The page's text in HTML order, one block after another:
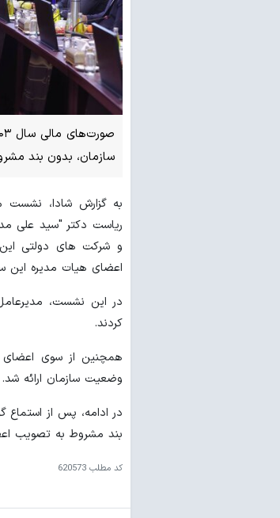
سازمان، بدون بند
به گزارش شادا، نشست
ریاست دکتر "سید علی
و شرکت های دولتی این
اعضای هیات مدیره این
در این نشست،
کردند.
همچنین از سوی اعضای
وضعیت سازمان ارائه شد.
بند مشروط به تصویب
کد مطلب 620573